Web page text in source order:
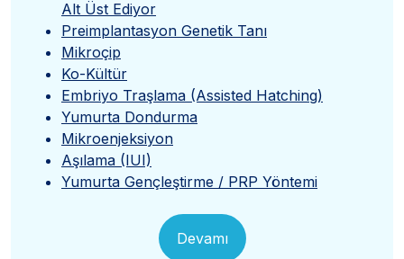
Alt Üst Ediyor
Preimplantasyon Genetik Tanı
Mikroçip
Ko-Kültür
Embriyo Traşlama (Assisted Hatching)
Yumurta Dondurma
Mikroenjeksiyon
Aşılama (IUI)
Yumurta Gençleştirme / PRP Yöntemi
Devamı